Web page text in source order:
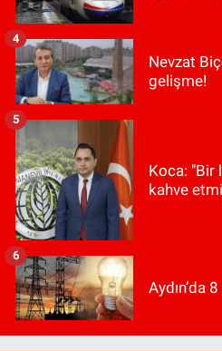
Nevzat
gelişme!
4
Koca: "Bir
kahve
5
Aydın’da
6